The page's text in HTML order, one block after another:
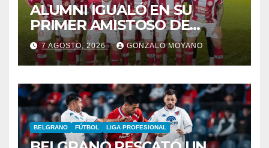
ALUMNI IGUALÓ EN SU
PRIMER AMISTOSO DE
PRETEMPORADA
7 AGOSTO, 2026 GONZALO MOYANO
BELGRANO FÚTBOL LIGA PROFESIONAL